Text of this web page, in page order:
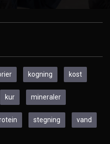
kogning kost
kur mineraler
stegning vand